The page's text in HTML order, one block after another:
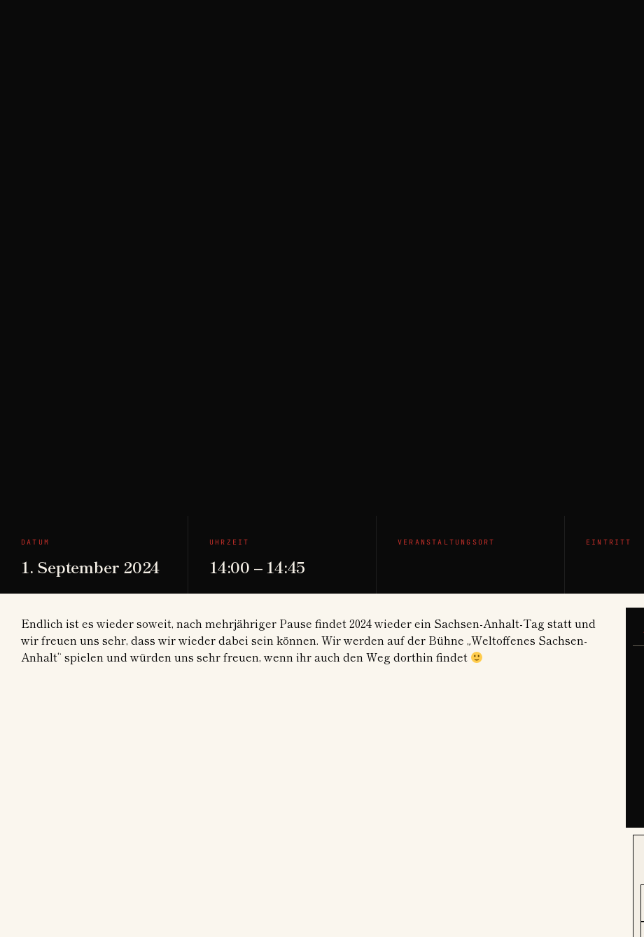
DATUM
1. September 2024
UHRZEIT
14:00 – 14:45
VERANSTALTUNGSORT EINTRITT
Endlich ist es wieder soweit, nach mehrjähriger Pause findet 2024 wieder ein Sachsen-Anhalt-Tag statt und
wir freuen uns sehr, dass wir wieder dabei sein können. Wir werden auf der Bühne „Weltoffenes Sachsen-
Anhalt“ spielen und würden uns sehr freuen, wenn ihr auch den Weg dorthin findet